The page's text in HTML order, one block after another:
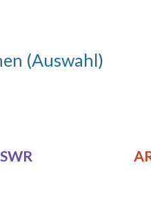
(Auswahl)
SWR